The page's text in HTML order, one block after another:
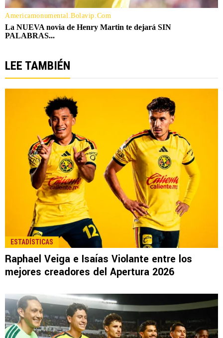
LEE TAMBIÉN
ESTADÍSTICAS
Raphael Veiga e Isaías Violante entre los
mejores creadores del Apertura 2026